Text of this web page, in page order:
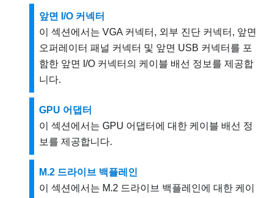
앞면 I/O 커넥터
이 섹션에서는 VGA 커넥터, 외부 진단 커넥터, 앞면
오퍼레이터 패널 커넥터 및 앞면 USB 커넥터를 포
함한 앞면 I/O 커넥터의 케이블 배선 정보를 제공합
니다.
GPU 어댑터
이 섹션에서는 GPU 어댑터에 대한 케이블 배선 정
보를 제공합니다.
M.2 드라이브 백플레인
이 섹션에서는 M.2 드라이브 백플레인에 대한 케이